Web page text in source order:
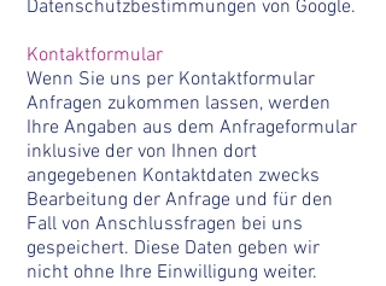
Datenschutzbestimmungen von Google.
Kontaktformular
Wenn Sie uns per Kontaktformular
Anfragen zukommen lassen, werden
Ihre Angaben aus dem Anfrageformular
inklusive der von Ihnen dort
angegebenen Kontaktdaten zwecks
Bearbeitung der Anfrage und für den
Fall von Anschlussfragen bei uns
gespeichert. Diese Daten geben wir
nicht ohne Ihre Einwilligung weiter.